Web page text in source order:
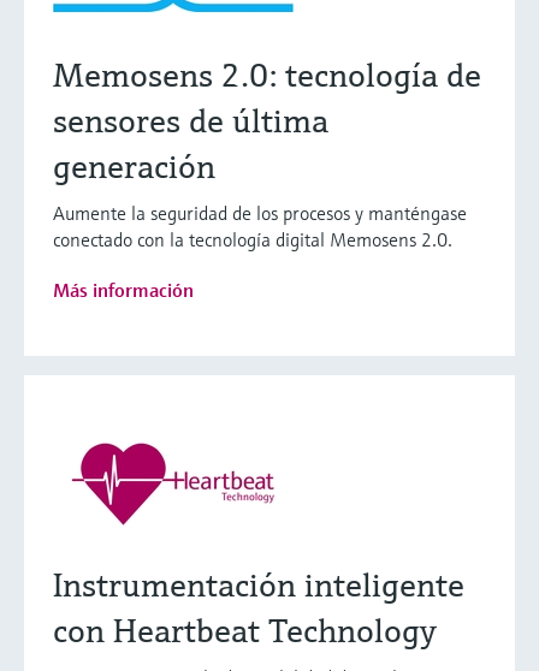
Memosens 2.0: tecnología de
sensores de última
generación
Aumente la seguridad de los procesos y manténgase
conectado con la tecnología digital Memosens 2.0.
Más información
Instrumentación inteligente
con Heartbeat Technology